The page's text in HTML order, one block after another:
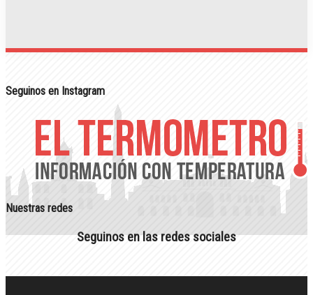
Seguinos en Instagram
Nuestras redes
Seguinos en las redes sociales